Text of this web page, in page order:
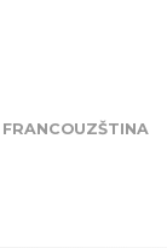
FRANCOUZŠTINA